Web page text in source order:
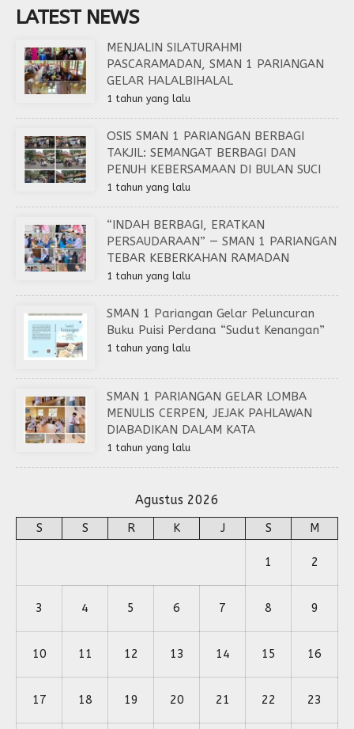
LATEST NEWS
MENJALIN SILATURAHMI
PASCARAMADAN, SMAN 1 PARIANGAN
GELAR HALALBIHALAL
1 tahun yang lalu
OSIS SMAN 1 PARIANGAN BERBAGI
TAKJIL: SEMANGAT BERBAGI DAN
PENUH KEBERSAMAAN DI BULAN SUCI
1 tahun yang lalu
“INDAH BERBAGI, ERATKAN
PERSAUDARAAN” — SMAN 1 PARIANGAN
TEBAR KEBERKAHAN RAMADAN
1 tahun yang lalu
SMAN 1 Pariangan Gelar Peluncuran
Buku Puisi Perdana “Sudut Kenangan”
1 tahun yang lalu
SMAN 1 PARIANGAN GELAR LOMBA
MENULIS CERPEN, JEJAK PAHLAWAN
DIABADIKAN DALAM KATA
1 tahun yang lalu
Agustus 2026
S S R K J S M
1 2
3 4 5 6 7 8 9
10 11 12 13 14 15 16
17 18 19 20 21 22 23